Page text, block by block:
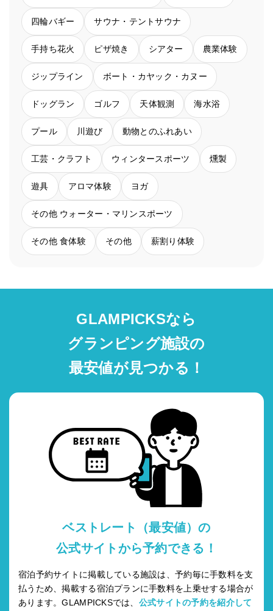
四輪バギー サウナ・テントサウナ
手持ち花火 ピザ焼き シアター 農業体験
ジップライン ボート・カヤック・カヌー
ドッグラン ゴルフ 天体観測 海水浴
プール 川遊び 動物とのふれあい
工芸・クラフト ウィンタースポーツ 燻製
遊具 アロマ体験 ヨガ
その他 ウォーター・マリンスポーツ
その他 食体験 その他 薪割り体験
GLAMPICKSなら
グランピング施設の
最安値が見つかる！
ベストレート（最安値）の
公式サイトから予約できる！
宿泊予約サイトに掲載している施設は、予約毎に手数料を支
払うため、掲載する宿泊プランに手数料を上乗せする場合が
あります。GLAMPICKSでは、 公式サイトの予約を紹介して